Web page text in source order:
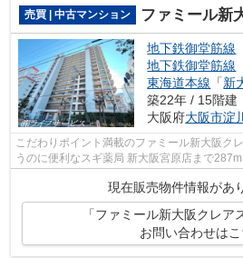
売買 | 中古マンション ファミール新大
地下鉄御堂筋線
地下鉄御堂筋線
東海道本線 「新
築22年 / 15階建
大阪府大阪市淀
こだわりポイント満載のファミール新大阪ク
うのに便利なスギ薬局 新大阪宮原店まで
です。中古ながらも綺麗な室内と魅力...
現在販売物件情報があ
「ファミール新大阪クレア
お問い合わせはこ